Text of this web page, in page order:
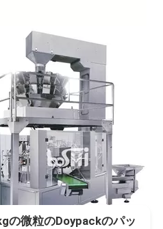
の微粒のDoypackのパッ